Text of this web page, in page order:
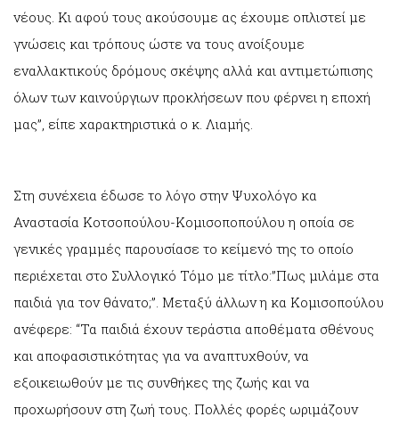
νέους. Κι αφού τους ακούσουμε ας έχουμε οπλιστεί με
γνώσεις και τρόπους ώστε να τους ανοίξουμε
εναλλακτικούς δρόμους σκέψης αλλά και αντιμετώπισης
όλων των καινούργιων προκλήσεων που φέρνει η εποχή
μας”, είπε χαρακτηριστικά ο κ. Λιαμής.
Στη συνέχεια έδωσε το λόγο στην Ψυχολόγο κα
Αναστασία Κοτσοπούλου-Κομισοποπούλου η οποία σε
γενικές γραμμές παρουσίασε το κείμενό της το οποίο
περιέχεται στο Συλλογικό Τόμο με τίτλο:”Πως μιλάμε στα
παιδιά για τον θάνατο;”. Μεταξύ άλλων η κα Κομισοπούλου
ανέφερε: “Τα παιδιά έχουν τεράστια αποθέματα σθένους
και αποφασιστικότητας για να αναπτυχθούν, να
εξοικειωθούν με τις συνθήκες της ζωής και να
προχωρήσουν στη ζωή τους. Πολλές φορές ωριμάζουν